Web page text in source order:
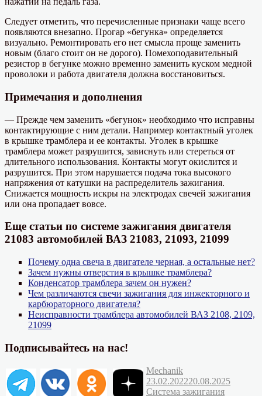
Следует отметить, что перечисленные признаки чаще всего
появляются внезапно. Прогар «бегунка» определяется
визуально. Ремонтировать его нет смысла проще заменить
новым (благо стоит он не дорого). Помехоподавительный
резистор в бегунке можно временно заменить куском медной
проволоки и работа двигателя должна восстановиться.
Примечания и дополнения
— Прежде чем заменить «бегунок» необходимо что исправны
контактирующие с ним детали. Например контактный уголек
в крышке трамблера и ее контакты. Уголек в крышке
трамблера может разрушится, зависнуть или стереться от
длительного использования. Контакты могут окислится и
разрушится. При этом нарушается подача тока высокого
напряжения от катушки на распределитель зажигания.
Снижается мощность искры на электродах свечей зажигания
или она пропадает вовсе.
Еще статьи по системе зажигания двигателя
21083 автомобилей ВАЗ 21083, 21093, 21099
Почему одна свеча в двигателе черная, а остальные нет?
Зачем нужны отверстия в крышке трамблера?
Конденсатор трамблера зачем он нужен?
Чем различаются свечи зажигания для инжекторного и
карбюраторного двигателя?
Неисправности трамблера автомобилей ВАЗ 2108, 2109,
21099
Подписывайтесь на нас!
Автор
MechanikОпубликовано
23.02.202220.08.2025
Система зажигания